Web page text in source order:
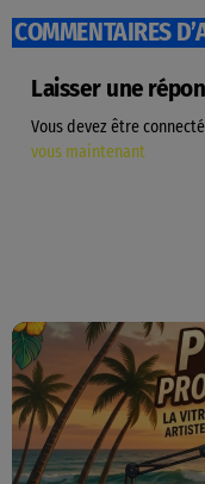
COMMENTAIRES
Laisser une
Vous devez être
vous maintenant